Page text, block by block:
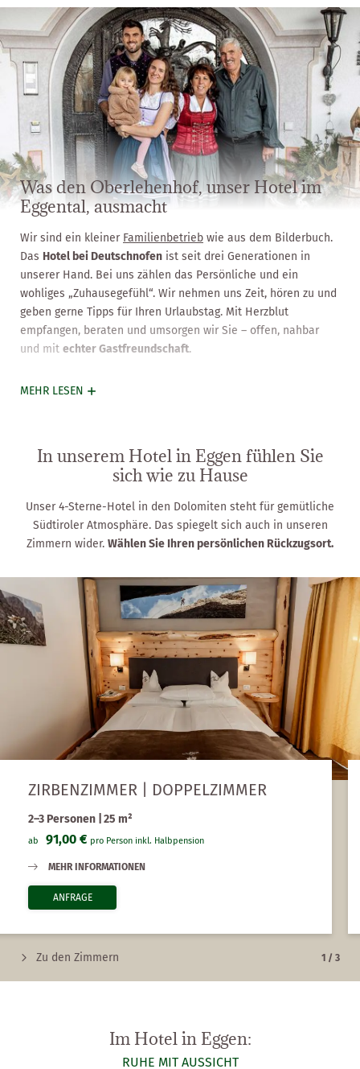
Was den Oberlehenhof, unser Hotel im
Eggental, ausmacht
Wir sind ein kleiner Familienbetrieb wie aus dem Bilderbuch.
Das Hotel bei Deutschnofen ist seit drei Generationen in
unserer Hand. Bei uns zählen das Persönliche und ein
wohliges „Zuhausegefühl“. Wir nehmen uns Zeit, hören zu und
geben gerne Tipps für Ihren Urlaubstag. Mit Herzblut
empfangen, beraten und umsorgen wir Sie – offen, nahbar
und mit echter Gastfreundschaft.
MEHR LESEN
In unserem Hotel in Eggen fühlen Sie
sich wie zu Hause
Unser 4-Sterne-Hotel in den Dolomiten steht für gemütliche
Südtiroler Atmosphäre. Das spiegelt sich auch in unseren
Zimmern wider. Wählen Sie Ihren persönlichen Rückzugsort.
1 / 3
Zu den Zimmern
ZIRBENZIMMER | DOPPELZIMMER
2–3 Personen 25 m²
ab 91,00 € pro Person inkl. Halbpension
MEHR INFORMATIONEN
ANFRAGE
Im Hotel in Eggen:
RUHE MIT AUSSICHT